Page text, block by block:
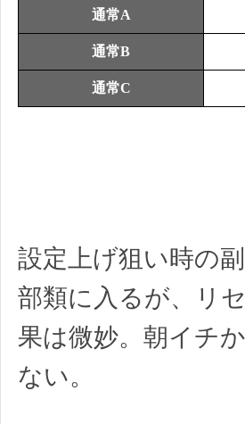
通常A
通常B
通常C
設定上げ狙い時の
部類に入るが、リ
果は微妙。朝イチ
ない。